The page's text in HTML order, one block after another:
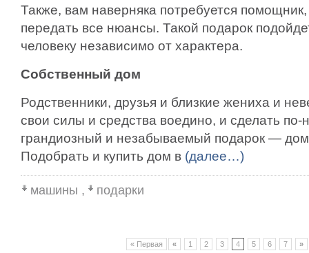
Также, вам наверняка потребуется
передать все нюансы. Такой подарок
человеку независимо от характера.
Собственный дом
Родственники, друзья и близкие жениха и
свои силы и средства воедино, и сделать
грандиозный и незабываемый подарок —
Подобрать и купить дом в (далее…)
машины , подарки
« Первая « 1 2 3 4 5 6 7 »